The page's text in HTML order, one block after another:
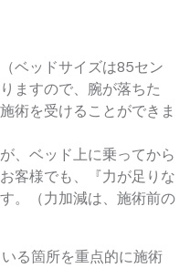
ベッドサイズは85セン
ますので、腕が落ちた
術を受けることができま
、ベッド上に乗ってから
客様でも、『力が足りな
。（力加減は、施術前の
る箇所を重点的に施術